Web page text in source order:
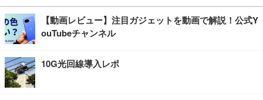
【動画レビュー】注目ガジェットを動画で解説！公式Y
ouTubeチャンネル
10G光回線導入レポ